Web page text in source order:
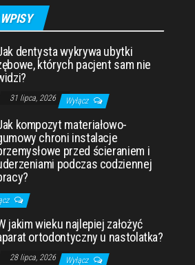
dentysta wykrywa ubytki
których pacjent sam nie
31 lipca, 2026 Wyłącz
kompozyt materiałowo-
chroni instalacje
przed ścieraniem i
podczas codziennej
jakim wieku najlepiej założyć
ortodontyczny u nastolatka?
28 lipca, 2026 Wyłącz